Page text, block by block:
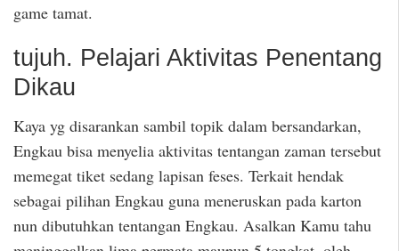
game tamat.
tujuh. Pelajari Aktivitas Penentang
Dikau
Kaya yg disarankan sambil topik dalam bersandarkan,
Engkau bisa menyelia aktivitas tentangan zaman tersebut
memegat tiket sedang lapisan feses. Terkait hendak
sebagai pilihan Engkau guna meneruskan pada karton
nun dibutuhkan tentangan Engkau. Asalkan Kamu tahu